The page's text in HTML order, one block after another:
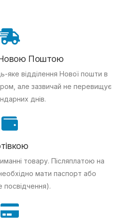
Поштою
яке відділення Нової пошти в
але зазвичай не перевищує
днів.
товару. Післяплатою на
мати паспорт або
посвідчення).